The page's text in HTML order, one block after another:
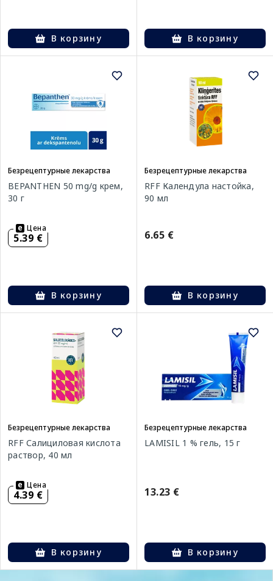
В корзину В корзину
Безрецептурные лекарства
BEPANTHEN 50 mg/g крем,
30 г
Цена
5.39 €
В корзину
Безрецептурные лекарства
RFF Календула настойка,
90 мл
6.65 €
В корзину
Безрецептурные лекарства
RFF Салициловая кислота
раствор, 40 мл
Цена
4.39 €
В корзину
Безрецептурные лекарства
LAMISIL 1 % гель, 15 г
13.23 €
В корзину